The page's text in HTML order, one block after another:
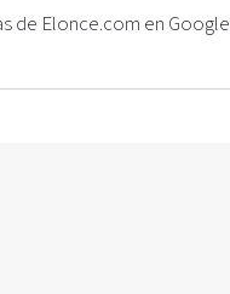
de Elonce.com en Google